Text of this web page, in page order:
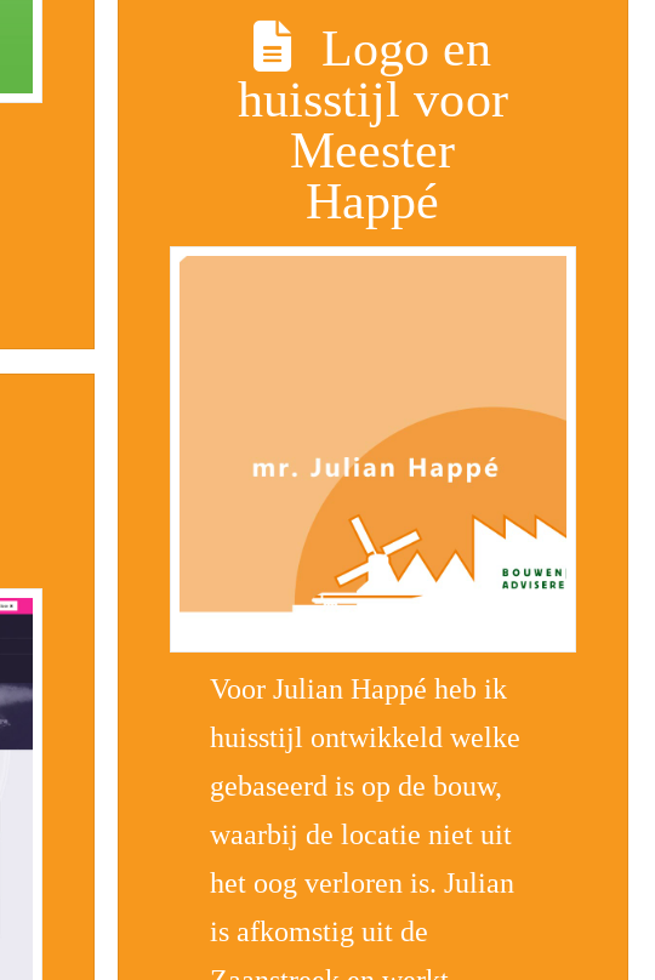
Logo en
huisstijl voor
Meester
Happé
Voor Julian Happé heb ik
huisstijl ontwikkeld welke
gebaseerd is op de bouw,
waarbij de locatie niet uit
het oog verloren is. Julian
is afkomstig uit de